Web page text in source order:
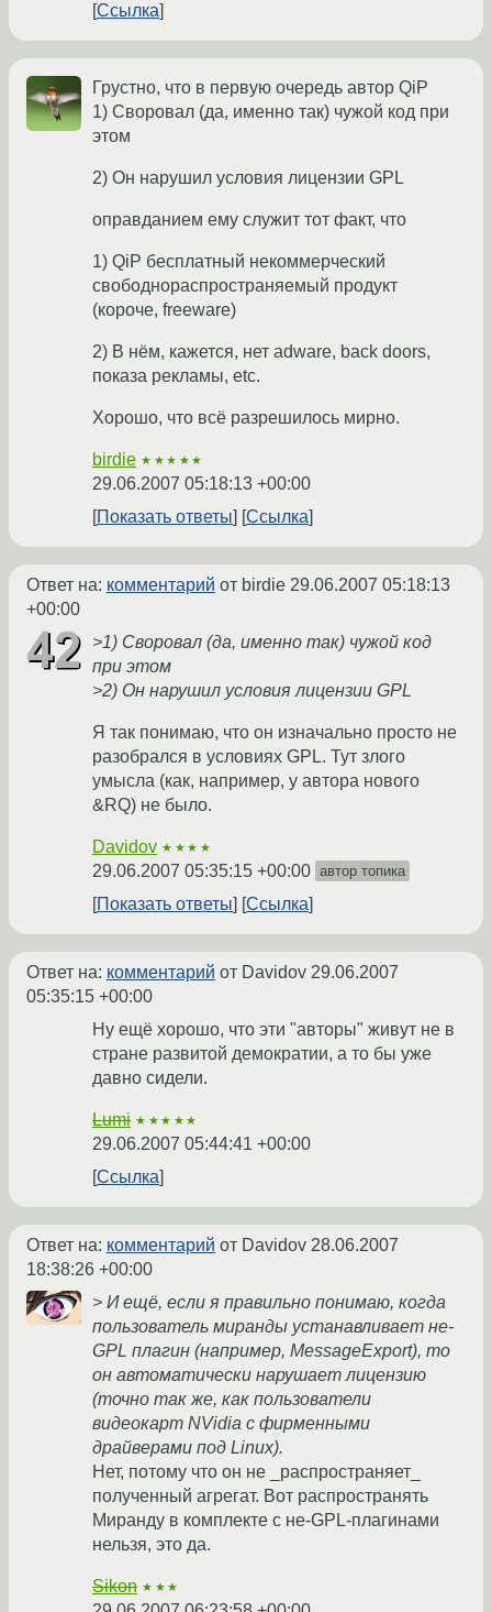
Ссылка
Грустно, что в первую очередь автор QiP
1) Своровал (да, именно так) чужой код при
этом
2) Он нарушил условия лицензии GPL
оправданием ему служит тот факт, что
1) QiP бесплатный некоммерческий
свободнораспространяемый продукт
(короче, freeware)
2) В нём, кажется, нет adware, back doors,
показа рекламы, etc.
Хорошо, что всё разрешилось мирно.
birdie ★★★★★
29.06.2007 05:18:13 +00:00
Показать ответы
Ссылка
Ответ на: комментарий от birdie 29.06.2007 05:18:13
+00:00
>1) Своровал (да, именно так) чужой код
при этом
>2) Он нарушил условия лицензии GPL
Я так понимаю, что он изначально просто не
разобрался в условиях GPL. Тут злого
умысла (как, например, у автора нового
&RQ) не было.
Davidov ★★★★
29.06.2007 05:35:15 +00:00 автор топика
Показать ответы Ссылка
Ответ на: комментарий от Davidov 29.06.2007
05:35:15 +00:00
Ну ещё хорошо, что эти "авторы" живут не в
стране развитой демократии, а то бы уже
давно сидели.
Lumi ★★★★★
29.06.2007 05:44:41 +00:00
Ссылка
Ответ на: комментарий от Davidov 28.06.2007
18:38:26 +00:00
> И ещё, если я правильно понимаю, когда
пользователь миранды устанавливает не-
GPL плагин (например, MessageExport), то
он автоматически нарушает лицензию
(точно так же, как пользователи
видеокарт NVidia с фирменными
драйверами под Linux).
Нет, потому что он не _распространяет_
полученный агрегат. Вот распространять
Миранду в комплекте с не-GPL-плагинами
нельзя, это да.
Sikon ★★★